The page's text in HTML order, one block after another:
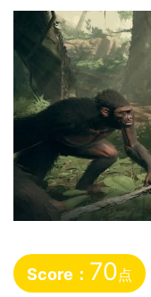
Score： 70点